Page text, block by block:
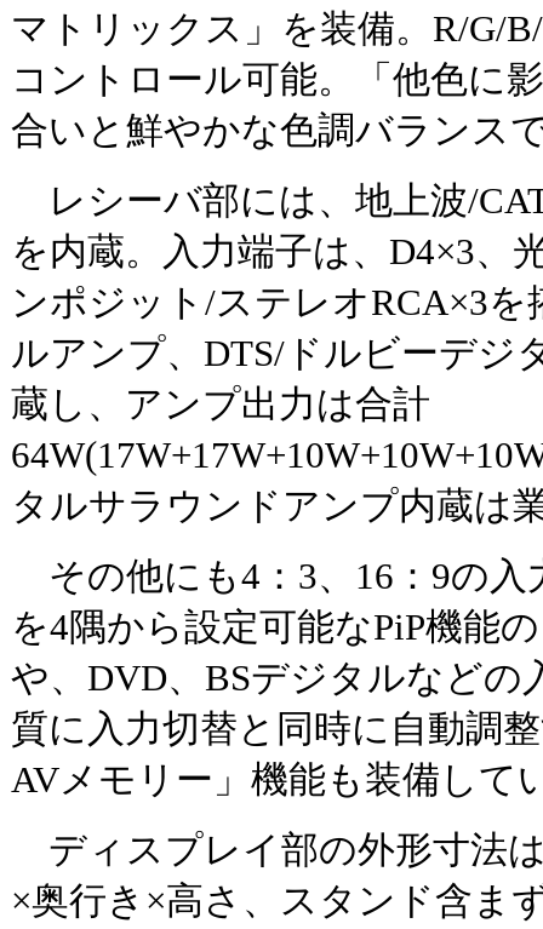
マトリックス」を装備。R/G/
コントロール可能。「他色に
合いと鮮やかな色調バランス
レシーバ部には、地上波/
を内蔵。入力端子は、D4×3、
ンポジット/ステレオRCA×3を
ルアンプ、DTS/ドルビーデジ
蔵し、アンプ出力は合計
タルサラウンドアンプ内蔵は
その他にも4：3、16：9の入
を4隅から設定可能なPiP機能
や、DVD、BSデジタルなどの
質に入力切替と同時に自動調
AVメモリー」機能も装備して
ディスプレイ部の外形寸法は
×奥行き×高さ、スタンド含ま